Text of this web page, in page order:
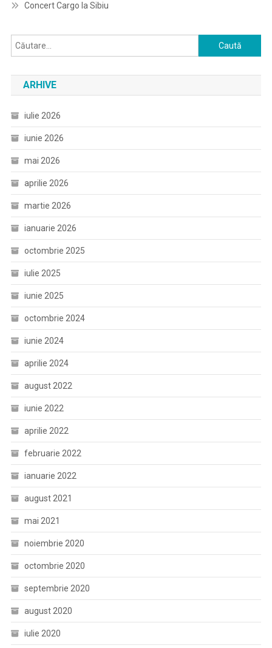
Concert Cargo la Sibiu
Caută
după:
ARHIVE
iulie 2026
iunie 2026
mai 2026
aprilie 2026
martie 2026
ianuarie 2026
octombrie 2025
iulie 2025
iunie 2025
octombrie 2024
iunie 2024
aprilie 2024
august 2022
iunie 2022
aprilie 2022
februarie 2022
ianuarie 2022
august 2021
mai 2021
noiembrie 2020
octombrie 2020
septembrie 2020
august 2020
iulie 2020